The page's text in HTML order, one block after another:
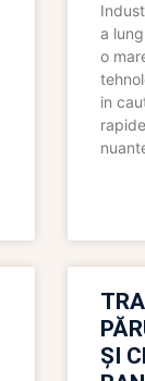
a
o
in
ȘI